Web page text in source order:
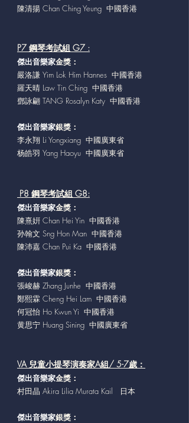
陳清揚 Chan Ching Yeung 中國香港
P7 鋼琴考試組 G7 :
傑出音樂家金獎：
嚴洛謙 Yim Lok Him Hannes 中國香港
羅天晴 Law Tin Ching 中國香港
鄧詠翩 TANG Rosalyn Katy 中國香港
傑出音樂家銀獎：
李永翔 Li Yongxiang 中國廣東省
杨皓羽 Yang Haoyu 中國廣東省
P8 鋼琴考試組 G8:
傑出音樂家金獎：
陳熹姸 Chan Hei Yin 中國香港
孙翰文 Sng Hon Man 中國香港
陳沛嘉 Chan Pui Ka 中國香港
傑出音樂家銀獎：
張峻赫 Zhang Junhe 中國香港
鄭熙霖 Cheng Hei Lam 中國香港
何冠怡 Ho Kwun Yi 中國香港
黄思宁 Huang Sining 中國廣東省
VA 兒童小提琴演奏家A組/ 5-7歲：
傑出音樂家金獎：
村田晶 Akira Lilia Murata Kail 日本
傑出音樂家銀獎：